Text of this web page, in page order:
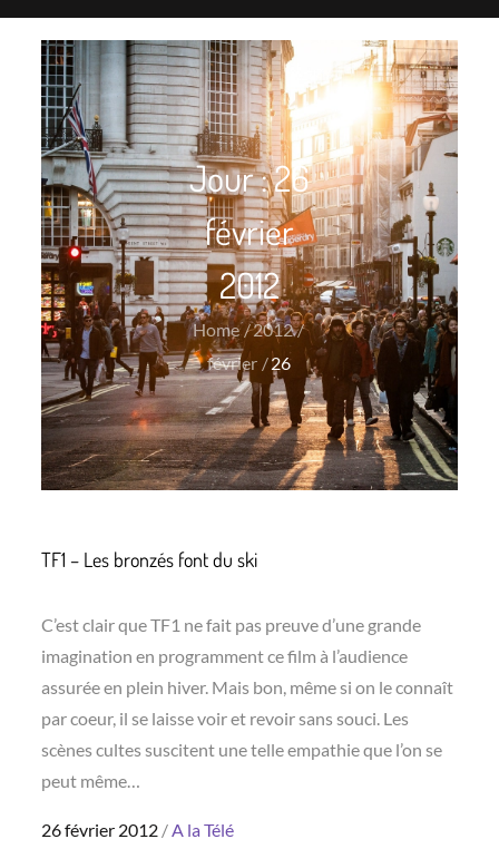
Jour :26
février
2012
Home
2012
février
26
TF1 – Les bronzés font du ski
C’est clair que TF1 ne fait pas preuve d’une grande
imagination en programment ce film à l’audience
assurée en plein hiver. Mais bon, même si on le connaît
par coeur, il se laisse voir et revoir sans souci. Les
scènes cultes suscitent une telle empathie que l’on se
peut même…
Posted
26 février 2012 A la Télé